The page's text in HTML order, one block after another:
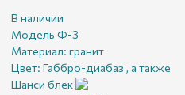
В наличии
Модель Ф-3
Материал: гранит
Цвет: Габбро-диабаз , а также
Шанси блек